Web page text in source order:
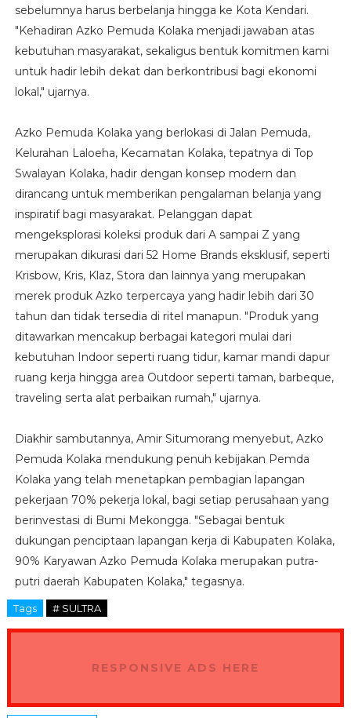
sebelumnya harus berbelanja hingga ke Kota Kendari.
"Kehadiran Azko Pemuda Kolaka menjadi jawaban atas
kebutuhan masyarakat, sekaligus bentuk komitmen kami
untuk hadir lebih dekat dan berkontribusi bagi ekonomi
lokal," ujarnya.
Azko Pemuda Kolaka yang berlokasi di Jalan Pemuda,
Kelurahan Laloeha, Kecamatan Kolaka, tepatnya di Top
Swalayan Kolaka, hadir dengan konsep modern dan
dirancang untuk memberikan pengalaman belanja yang
inspiratif bagi masyarakat. Pelanggan dapat
mengeksplorasi koleksi produk dari A sampai Z yang
merupakan dikurasi dari 52 Home Brands eksklusif, seperti
Krisbow, Kris, Klaz, Stora dan lainnya yang merupakan
merek produk Azko terpercaya yang hadir lebih dari 30
tahun dan tidak tersedia di ritel manapun. "Produk yang
ditawarkan mencakup berbagai kategori mulai dari
kebutuhan Indoor seperti ruang tidur, kamar mandi dapur
ruang kerja hingga area Outdoor seperti taman, barbeque,
traveling serta alat perbaikan rumah," ujarnya.
Diakhir sambutannya, Amir Situmorang menyebut, Azko
Pemuda Kolaka mendukung penuh kebijakan Pemda
Kolaka yang telah menetapkan pembagian lapangan
pekerjaan 70% pekerja lokal, bagi setiap perusahaan yang
berinvestasi di Bumi Mekongga. "Sebagai bentuk
dukungan penciptaan lapangan kerja di Kabupaten Kolaka,
90% Karyawan Azko Pemuda Kolaka merupakan putra-
putri daerah Kabupaten Kolaka," tegasnya.
Tags # SULTRA
RESPONSIVE ADS HERE